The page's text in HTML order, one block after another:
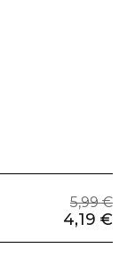
5,99 €
4,19 €